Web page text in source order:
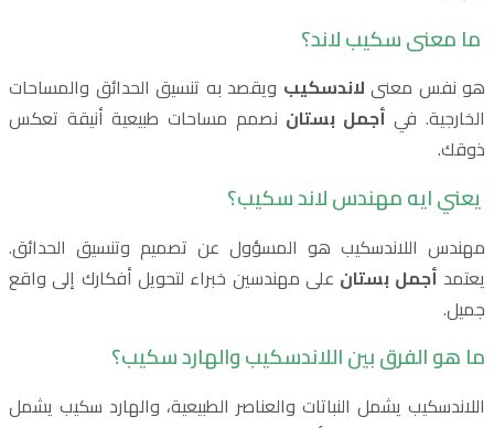
ما معنى سكيب لاند؟
هو نفس معنى لاندسكيب ويقصد به تنسيق الحدائق والمساحات
الخارجية. في أجمل بستان نصمم مساحات طبيعية أنيقة تعكس
ذوقك.
يعني ايه مهندس لاند سكيب؟
مهندس اللاندسكيب هو المسؤول عن تصميم وتنسيق الحدائق.
يعتمد أجمل بستان على مهندسين خبراء لتحويل أفكارك إلى واقع
جميل.
ما هو الفرق بين اللاندسكيب والهارد سكيب؟
اللاندسكيب يشمل النباتات والعناصر الطبيعية، والهارد سكيب يشمل